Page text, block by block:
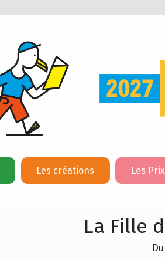
Les créations Les Prix
La Fille